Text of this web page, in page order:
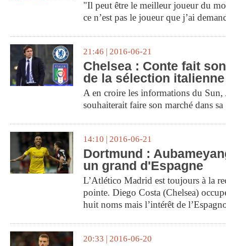
"Il peut être le meilleur joueur du
ce n’est pas le joueur que j’ai
21:46 | 2016-06-21
Chelsea : Conte fait
de la sélection
A en croire les informations du
souhaiterait faire son marché dans
14:10 | 2016-06-21
Dortmund :
un grand d'Espagne
L’Atlético Madrid est toujours à la
pointe. Diego Costa (Chelsea)
huit noms mais l’intérêt de
20:33 | 2016-06-20